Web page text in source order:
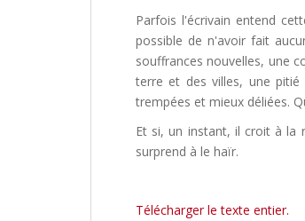
Parfois l'écrivain entend
possible de n'avoir fait
souffrances nouvelles, une
terre et des villes, une
trempées et mieux déliées.
Et si, un instant, il croit à la
surprend à le haïr.
Télécharger le texte entier.